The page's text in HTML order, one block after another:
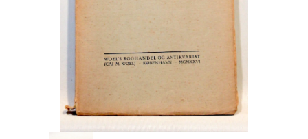
Filosofi
Håndarbejde
Håndværk
Historie
Hobby